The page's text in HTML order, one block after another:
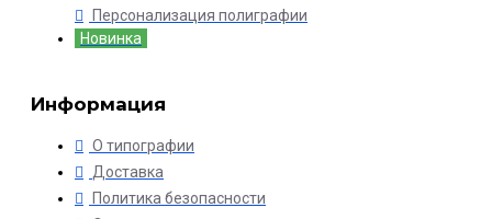
Персонализация полиграфии
Новинка
Информация
О типографии
Доставка
Политика безопасности